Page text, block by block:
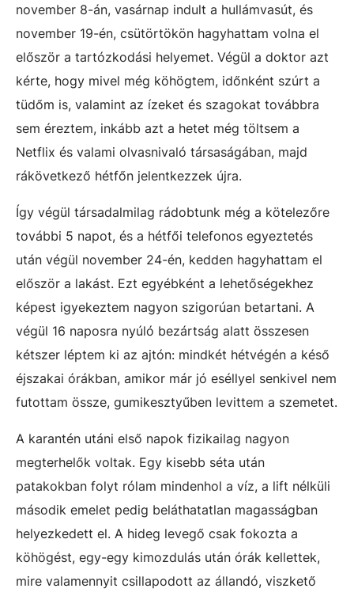
november 8-án, vasárnap indult a hullámvasút, és
november 19-én, csütörtökön hagyhattam volna el
először a tartózkodási helyemet. Végül a doktor azt
kérte, hogy mivel még köhögtem, időnként szúrt a
tüdőm is, valamint az ízeket és szagokat továbbra
sem éreztem, inkább azt a hetet még töltsem a
Netflix és valami olvasnivaló társaságában, majd
rákövetkező hétfőn jelentkezzek újra.
Így végül társadalmilag rádobtunk még a kötelezőre
további 5 napot, és a hétfői telefonos egyeztetés
után végül november 24-én, kedden hagyhattam el
először a lakást. Ezt egyébként a lehetőségekhez
képest igyekeztem nagyon szigorúan betartani. A
végül 16 naposra nyúló bezártság alatt összesen
kétszer léptem ki az ajtón: mindkét hétvégén a késő
éjszakai órákban, amikor már jó eséllyel senkivel nem
futottam össze, gumikesztyűben levittem a szemetet.
A karantén utáni első napok fizikailag nagyon
megterhelők voltak. Egy kisebb séta után
patakokban folyt rólam mindenhol a víz, a lift nélküli
második emelet pedig beláthatatlan magasságban
helyezkedett el. A hideg levegő csak fokozta a
köhögést, egy-egy kimozdulás után órák kellettek,
mire valamennyit csillapodott az állandó, viszkető